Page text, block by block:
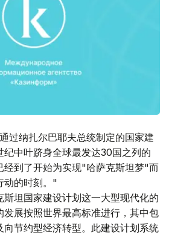
过纳扎尔巴耶夫总统制定的国家建
纪中叶跻身全球最发达30国之列的
经到了开始为实现"哈萨克斯坦梦"而
动的时刻。"
斯坦国家建设计划这一大型现代化的
发展按照世界最高标准进行，其中包
向节约型经济转型。此建设计划系统